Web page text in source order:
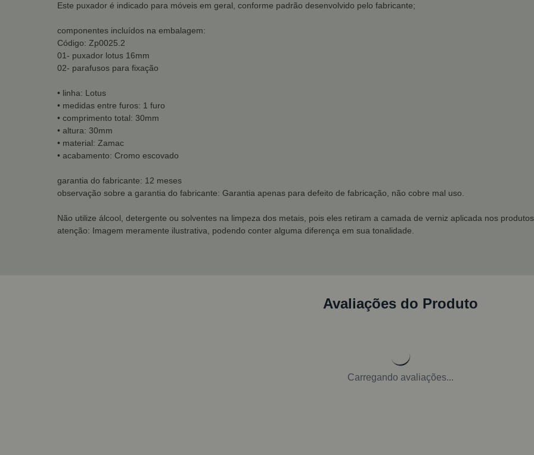
Este puxador é indicado para móveis em geral, conforme padrão desenvolvido pelo fabricante;
componentes incluídos na embalagem:
Código: Zp0025.2
01- puxador lotus 16mm
02- parafusos para fixação
• linha: Lotus
• medidas entre furos: 1 furo
• comprimento total: 30mm
• altura: 30mm
• material: Zamac
• acabamento: Cromo escovado
garantia do fabricante: 12 meses
observação sobre a garantia do fabricante: Garantia apenas para defeito de fabricação, não cobre mal uso.
Não utilize álcool, detergente ou solventes na limpeza dos metais, pois eles retiram a camada de verniz aplicada nos
atenção: Imagem meramente ilustrativa, podendo conter alguma diferença em sua tonalidade.
Avaliações do Produto
Carregando avaliações...